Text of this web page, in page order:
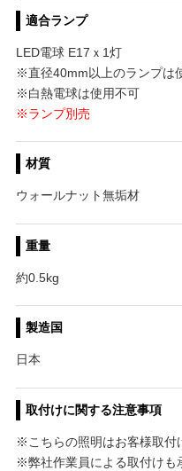
適合ランプ
LED電球 E17ｘ1灯
※直径40mm以上のランプは
※白熱電球は使用不可
※ランプ別売
材質
ウォールナット無垢材
重量
約0.5kg
製造国
日本
取付けに関する注意事項
※こちらの照明はお客様取付
※弊社作業員による取付けも